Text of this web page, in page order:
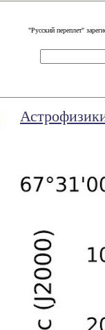
"Русский переплет"